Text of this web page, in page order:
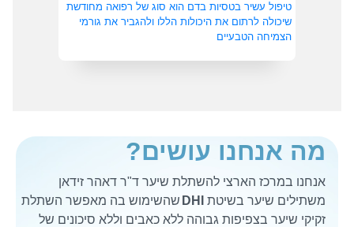
טיפול עשיר בטסיות בדם הוא סוג של רפואה מחודשת
שיכולה לרתום את היכולות הללו ולהגביר את גורמי
הצמיחה הטבעיים
מה אנחנו עושים?
אנחנו במרכז הארצי להשתלת שיער ד"ר דאהר זידאן
משתילים שיער בשיטת
DHI שהשימוש בה מאפשר השתלת
זקיקי שיער בצפיפות גבוהה ללא כאבים וללא סיכונים של